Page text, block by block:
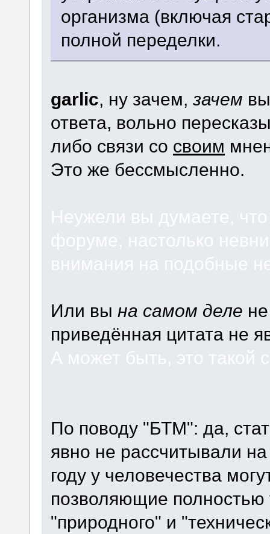
организма (включая
полной переделки.
garlic, ну зачем, зачем
ответа, вольно
либо связи со своим
Это же бессмысленно.
Неужели вы думаете,
форуме, настолько
внимания на подобные
Или вы на самом деле
приведённая цитата не
А может быть, это такой
По поводу "БТМ": да,
явно не рассчитывали
году у человечества
позволяющие полностью
"природного" и